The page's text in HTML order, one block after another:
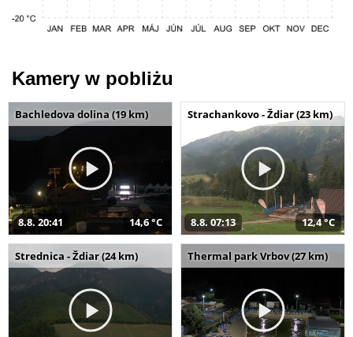
Kamery w pobliżu
Bachledova dolina (19 km)
8.8. 20:41 14,6 °C
Strachankovo - Ždiar (23 km)
8.8. 07:13 12,4 °C
Strednica - Ždiar (24 km) Thermal park Vrbov (27 km)